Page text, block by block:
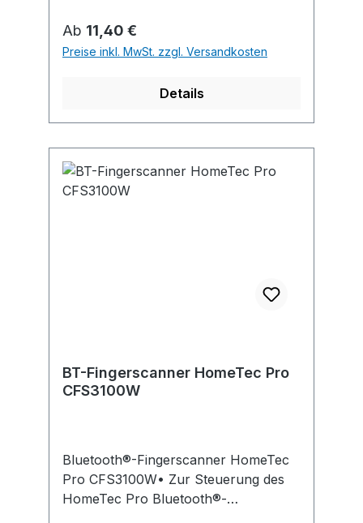
Regulärer Preis:
Ab 11,40 €
Preise inkl. MwSt. zzgl. Versandkosten
Details
BT-Fingerscanner HomeTec Pro
CFS3100W
Bluetooth®-Fingerscanner HomeTec
Pro CFS3100W• Zur Steuerung des
HomeTec Pro Bluetooth®-